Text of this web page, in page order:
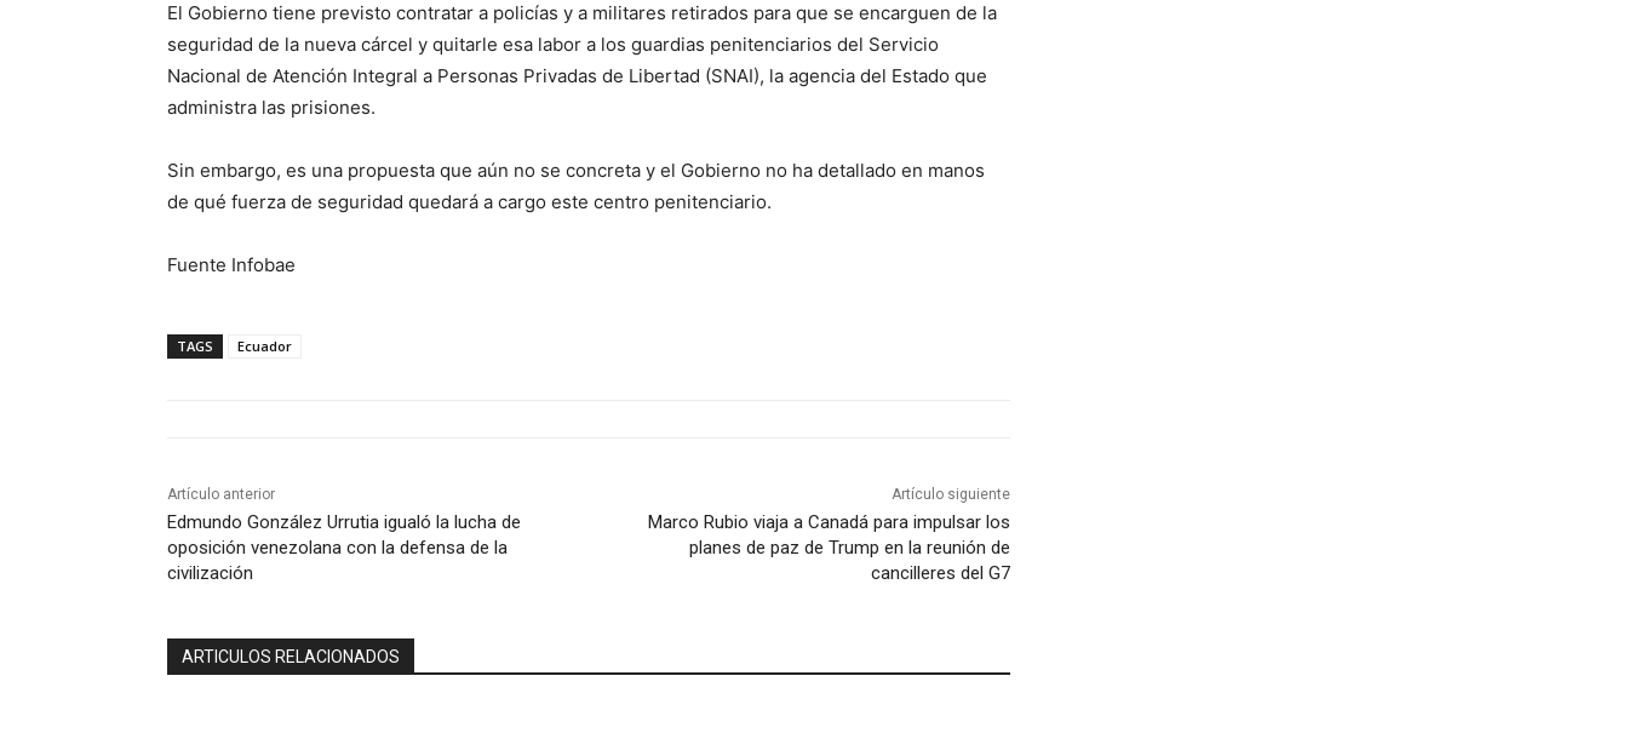
El Gobierno tiene previsto contratar a policías y a militares retirados para que se encarguen de la
seguridad de la nueva cárcel y quitarle esa labor a los guardias penitenciarios del Servicio
Nacional de Atención Integral a Personas Privadas de Libertad (SNAI), la agencia del Estado que
administra las prisiones.
Sin embargo, es una propuesta que aún no se concreta y el Gobierno no ha detallado en manos
de qué fuerza de seguridad quedará a cargo este centro penitenciario.
Fuente Infobae
TAGS Ecuador
Artículo anterior
Edmundo González Urrutia igualó la lucha de
oposición venezolana con la defensa de la
civilización
Artículo siguiente
Marco Rubio viaja a Canadá para impulsar los
planes de paz de Trump en la reunión de
cancilleres del G7
ARTICULOS RELACIONADOS